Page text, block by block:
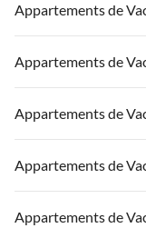
Appartements de
Appartements de
Appartements de
Appartements de
Appartements de
Appartements de
Appartements de
Appartements de
Appartements de
Appartements de
Appartements de
Appartements de
Appartements de
Appartements de
Appartements de
Appartements de